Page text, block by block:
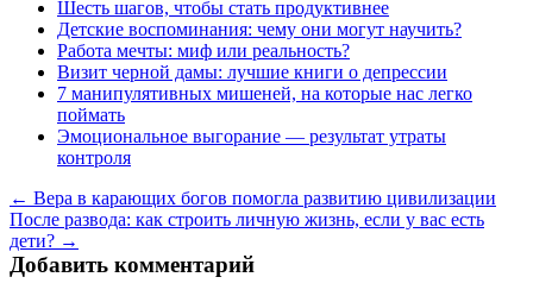
Шесть шагов, чтобы стать продуктивнее
Детские воспоминания: чему они могут научить?
Работа мечты: миф или реальность?
Визит черной дамы: лучшие книги о депрессии
7 манипулятивных мишеней, на которые нас легко
поймать
Эмоциональное выгорание — результат утраты
контроля
← Вера в карающих богов помогла развитию цивилизации
После развода: как строить личную жизнь, если у вас есть
дети? →
Добавить комментарий